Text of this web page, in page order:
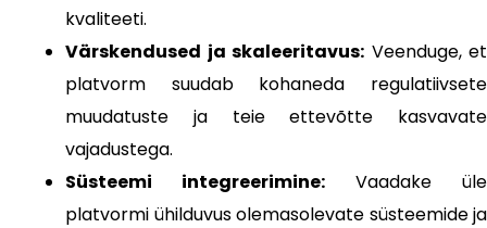
kvaliteeti.
Värskendused ja skaleeritavus: Veenduge, et
platvorm suudab kohaneda regulatiivsete
muudatuste ja teie ettevõtte kasvavate
vajadustega.
Süsteemi integreerimine: Vaadake üle
platvormi ühilduvus olemasolevate süsteemide ja